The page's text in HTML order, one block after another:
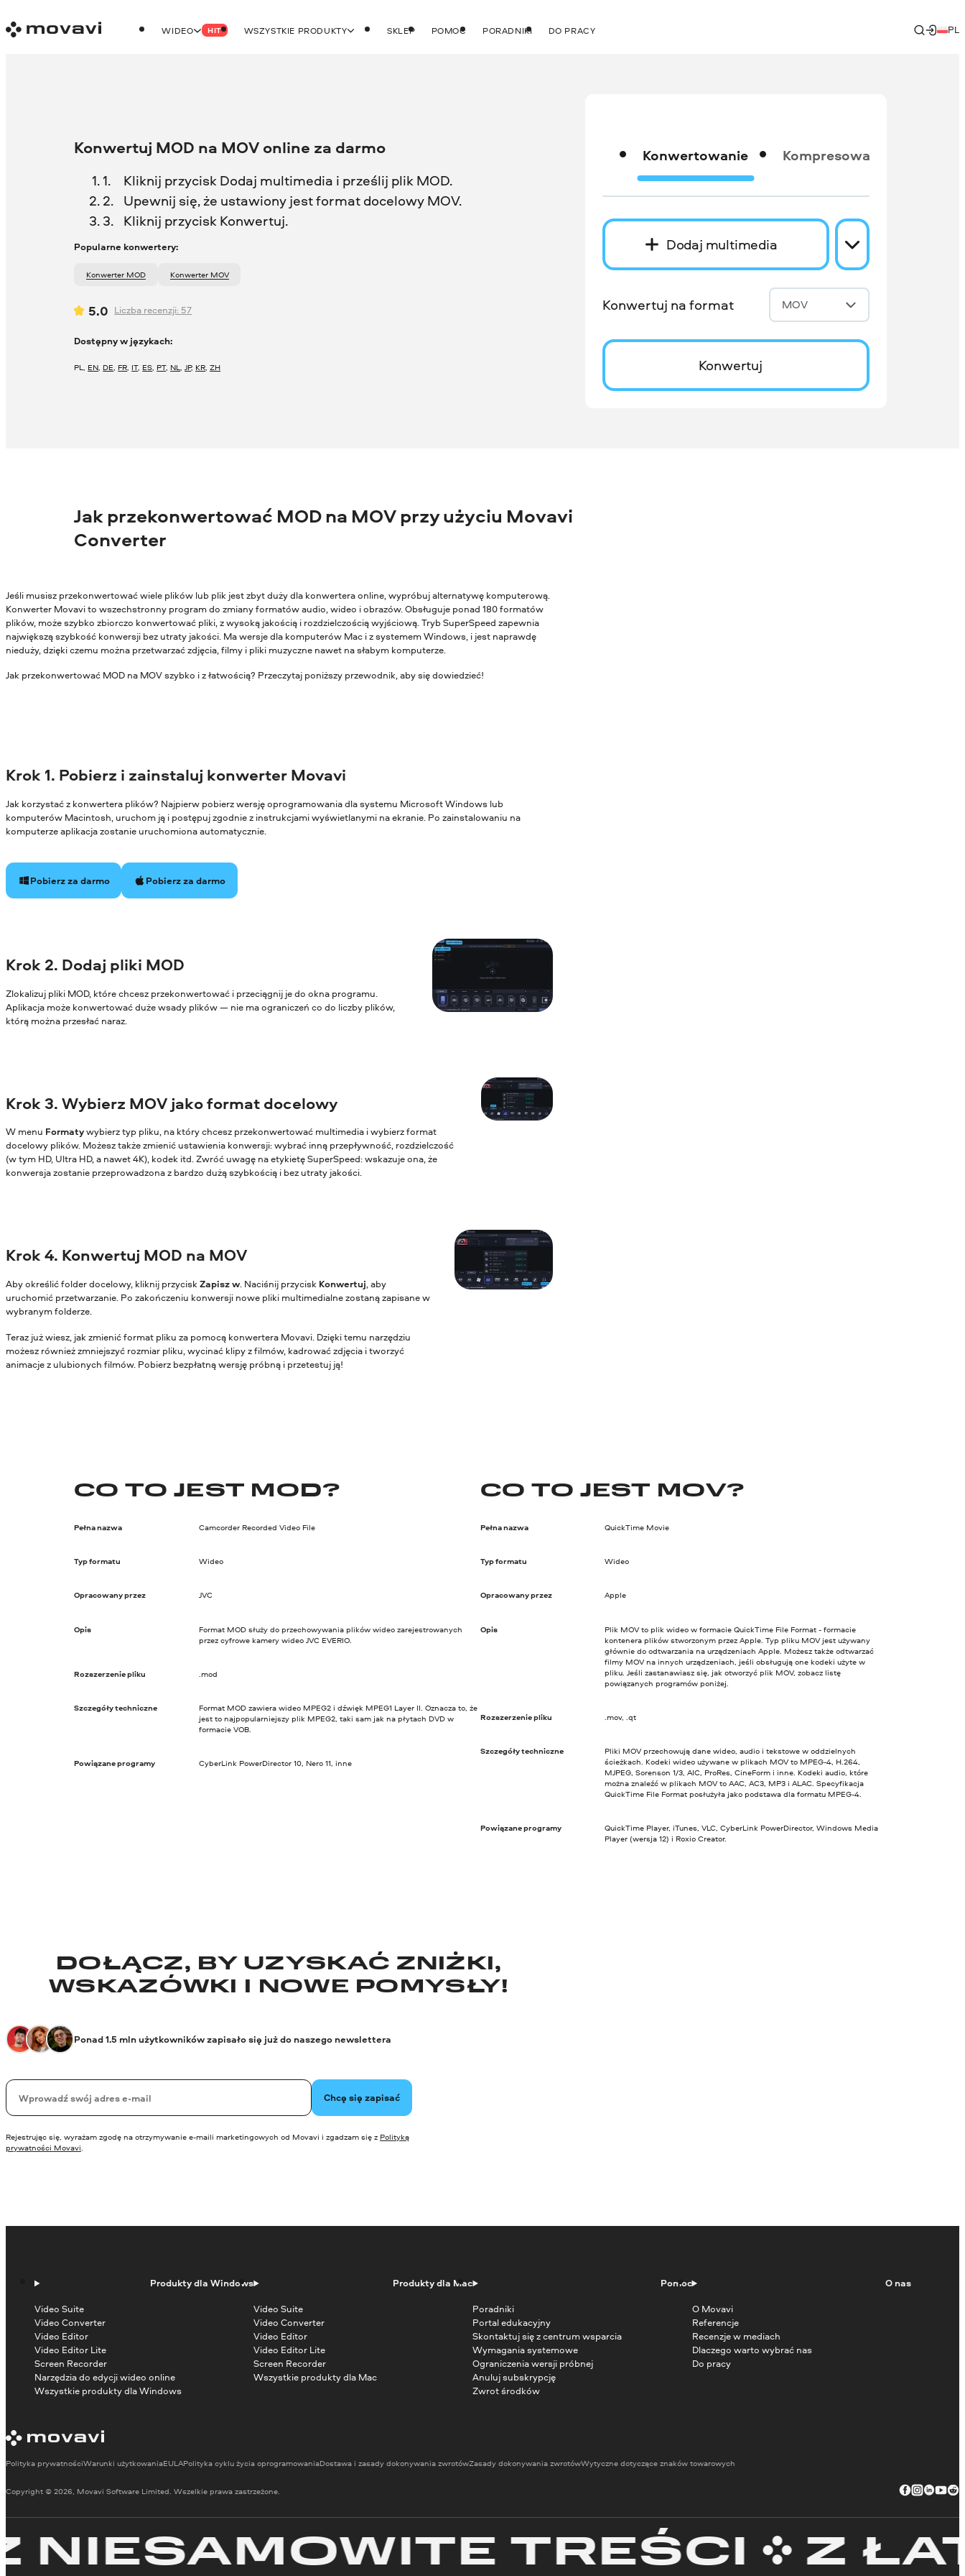
WIDEO HIT WSZYSTKIE PRODUKTY SKLEP POMOC PORADNIKI DO PRACY PL
Konwertuj MOD na MOV online za darmo
Kliknij przycisk Dodaj multimedia i prześlij plik MOD.
Upewnij się, że ustawiony jest format docelowy MOV.
Kliknij przycisk Konwertuj.
Popularne konwertery:
Konwerter MOD Konwerter MOV
5.0 Liczba recenzji: 57
Dostępny w językach:
PL, EN, DE, FR, IT, ES, PT, NL,JP, KR,ZH
Konwertowanie Kompresowanie
Dodaj multimedia
Konwertuj na format MOV
Konwertuj
Jak przekonwertować MOD na MOV przy użyciu Movavi
Converter
Jeśli musisz przekonwertować wiele plików lub plik jest zbyt duży dla konwertera online, wypróbuj alternatywę komputerową.
Konwerter Movavi to wszechstronny program do zmiany formatów audio, wideo i obrazów. Obsługuje ponad 180 formatów
plików, może szybko zbiorczo konwertować pliki, z wysoką jakością i rozdzielczością wyjściową. Tryb SuperSpeed zapewnia
największą szybkość konwersji bez utraty jakości. Ma wersje dla komputerów Mac i z systemem Windows, i jest naprawdę
nieduży, dzięki czemu można przetwarzać zdjęcia, filmy i pliki muzyczne nawet na słabym komputerze.
Jak przekonwertować MOD na MOV szybko i z łatwością? Przeczytaj poniższy przewodnik, aby się dowiedzieć!
Krok 1. Pobierz i zainstaluj konwerter Movavi
Jak korzystać z konwertera plików? Najpierw pobierz wersję oprogramowania dla systemu Microsoft Windows lub
komputerów Macintosh, uruchom ją i postępuj zgodnie z instrukcjami wyświetlanymi na ekranie. Po zainstalowaniu na
komputerze aplikacja zostanie uruchomiona automatycznie.
Pobierz za darmo Pobierz za darmo
Krok 2. Dodaj pliki MOD
Zlokalizuj pliki MOD, które chcesz przekonwertować i przeciągnij je do okna programu.
Aplikacja może konwertować duże wsady plików — nie ma ograniczeń co do liczby plików,
którą można przesłać naraz.
Krok 3. Wybierz MOV jako format docelowy
W menu Formatywybierz typ pliku, na który chcesz przekonwertować multimedia i wybierz format
docelowy plików. Możesz także zmienić ustawienia konwersji: wybrać inną przepływność, rozdzielczość
(w tym HD, Ultra HD, a nawet 4K), kodek itd. Zwróć uwagę na etykietę SuperSpeed: wskazuje ona, że
konwersja zostanie przeprowadzona z bardzo dużą szybkością i bez utraty jakości.
Krok 4. Konwertuj MOD na MOV
Aby określić folder docelowy, kliknij przyciskZapisz w. Naciśnij przycisk Konwertuj, aby
uruchomić przetwarzanie. Po zakończeniu konwersji nowe pliki multimedialne zostaną zapisane w
wybranym folderze.
Teraz już wiesz, jak zmienić format pliku za pomocą konwertera Movavi. Dzięki temu narzędziu
możesz również zmniejszyć rozmiar pliku, wycinać klipy z filmów, kadrować zdjęcia i tworzyć
animacje z ulubionych filmów. Pobierz bezpłatną wersję próbną i przetestuj ją!
CO TO JEST MOD?
Pełna nazwa Camcorder Recorded Video File
Typ formatu Wideo
Opracowany przez JVC
Opis
Format MOD służy do przechowywania plików wideo zarejestrowanych
przez cyfrowe kamery wideo JVC EVERIO.
Rozszerzenie pliku .mod
Szczegóły techniczne
Format MOD zawiera wideo MPEG2 i dźwięk MPEG1 Layer II. Oznacza to, że
jest to najpopularniejszy plik MPEG2, taki sam jak na płytach DVD w
formacie VOB.
Powiązane programy CyberLink PowerDirector 10, Nero 11, inne
CO TO JEST MOV?
Pełna nazwa QuickTime Movie
Typ formatu Wideo
Opracowany przez Apple
Opis
Plik MOV to plik wideo w formacie QuickTime File Format - formacie
kontenera plików stworzonym przez Apple. Typ pliku MOV jest używany
głównie do odtwarzania na urządzeniach Apple. Możesz także odtwarzać
filmy MOV na innych urządzeniach, jeśli obsługują one kodeki użyte w
pliku. Jeśli zastanawiasz się, jak otworzyć plik MOV, zobacz listę
powiązanych programów poniżej.
Rozszerzenie pliku .mov, .qt
Szczegóły techniczne
Pliki MOV przechowują dane wideo, audio i tekstowe w oddzielnych
ścieżkach. Kodeki wideo używane w plikach MOV to MPEG-4, H.264,
MJPEG, Sorenson 1/3, AIC, ProRes, CineForm i inne. Kodeki audio, które
można znaleźć w plikach MOV to AAC, AC3, MP3 i ALAC. Specyfikacja
QuickTime File Format posłużyła jako podstawa dla formatu MPEG-4.
Powiązane programy
QuickTime Player, iTunes, VLC, CyberLink PowerDirector, Windows Media
Player (wersja 12) i Roxio Creator.
DOŁĄCZ, BY UZYSKAĆ ZNIŻKI,
WSKAZÓWKI I NOWE POMYSŁY!
Ponad 1.5 mln użytkowników zapisało się już do naszego newslettera
Twój email Chcę się zapisać
Rejestrując się, wyrażam zgodę na otrzymywanie e-maili marketingowych od Movavi i zgadzam się z Polityką
prywatności Movavi.
Produkty dla Windows
Video Suite
Video Converter
Video Editor
Video Editor Lite
Screen Recorder
Narzędzia do edycji wideo online
Wszystkie produkty dla Windows
Produkty dla Mac
Video Suite
Video Converter
Video Editor
Video Editor Lite
Screen Recorder
Wszystkie produkty dla Mac
Pomoc
Poradniki
Portal edukacyjny
Skontaktuj się z centrum wsparcia
Wymagania systemowe
Ograniczenia wersji próbnej
Anuluj subskrypcję
Zwrot środków
O nas
O Movavi
Referencje
Recenzje w mediach
Dlaczego warto wybrać nas
Do pracy
Copyright © 2026, Movavi Software Limited. Wszelkie prawa zastrzeżone.
Polityka prywatnościWarunki użytkowaniaEULAPolityka cyklu życia oprogramowaniaDostawa i zasady dokonywania zwrotówZasady dokonywania zwrotówWytyczne dotyczące znaków towarowych
TREŚCI Z